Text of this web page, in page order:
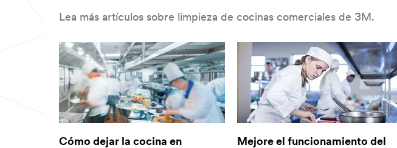
Lea más artículos sobre limpieza de cocinas comerciales de 3M.
Cómo dejar la cocina en
Mejore el funcionamiento del